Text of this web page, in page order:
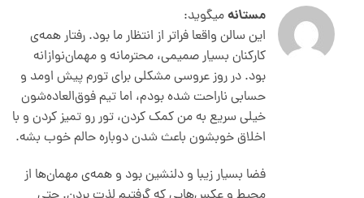
مستانهمیگوید:
این سالن واقعا فراتر از انتظار ما بود. رفتار همه‌ی
کارکنان بسیار صمیمی، محترمانه و مهمان‌نوازانه
بود. در روز عروسی‌ مشکلی برای تورم پیش اومد و
حسابی ناراحت شده بودم، اما تیم فوق‌العاده‌شون
خیلی سریع به من کمک کردن، تور رو تمیز کردن و با
اخلاق خوبشون باعث شدن دوباره حالم خوب بشه.
فضا بسیار زیبا و دلنشین بود و همه‌ی مهمان‌ها از